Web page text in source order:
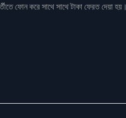
ফোন করে সাথে সাথে টাকা ফেরত দেয়া হয়।